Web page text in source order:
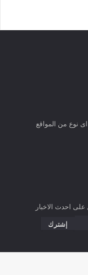
اى نوع من المواقع
احدث الاخبار